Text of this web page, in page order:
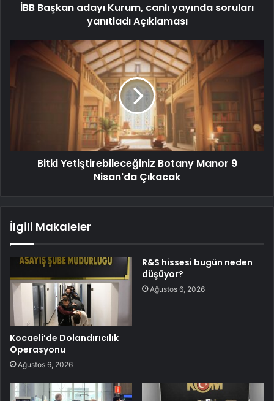
İBB Başkan adayı Kurum, canlı yayında soruları
yanıtladı Açıklaması
Bitki Yetiştirebileceğiniz Botany Manor 9
Nisan'da Çıkacak
İlgili Makaleler
Kocaeli’de Dolandırıcılık
Operasyonu
Ağustos 6, 2026
R&S hissesi bugün neden
düşüyor?
Ağustos 6, 2026